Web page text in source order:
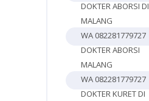
DOKTER ABORSI DI
MALANG
WA 082281779727
DOKTER ABORSI
MALANG
WA 082281779727
DOKTER KURET DI